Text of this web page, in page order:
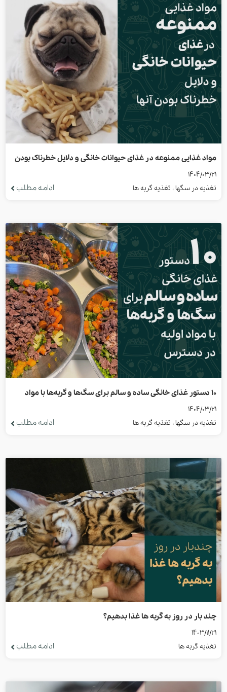
مواد غذایی ممنوعه در غذای حیوانات خانگی و دلایل خطرناک بودن
آنها
1404/03/21
تغذیه در سگها ، تغذیه گربه ها
ادامه مطلب
10 دستور غذای خانگی ساده و سالم برای سگ‌ها و گربه‌ها با مواد
اولیه در دسترس
1404/03/21
تغذیه در سگها ، تغذیه گربه ها
ادامه مطلب
چند بار در روز به گربه ها غذا بدهیم؟
1403/11/21
تغذیه گربه ها
ادامه مطلب